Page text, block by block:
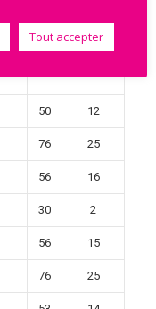
50 12
76 25
56 16
30 2
56 15
76 25
Tout accepter